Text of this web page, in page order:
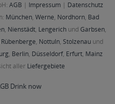
AGB | Impressum | Datenschutz
München, Werne, Nordhorn, Bad
, Nienstädt, Lengerichund Garbsen,
, Nottuln, Stolzenau und
, Berlin, Düsseldorf, Erfurt, Mainz
aller Liefergebiete
Drink now